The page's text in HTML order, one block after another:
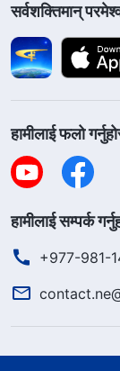
सर्वशक्तिमान्‌
हामीलाई फलो
हामीलाई सम्पर्क
+977-981-